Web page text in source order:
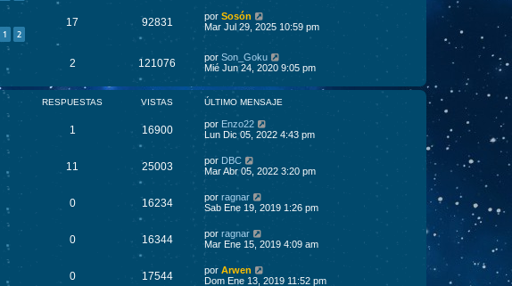
1 2
17 92831 por Sosón
Mar Jul 29, 2025 10:59 pm
2 121076 por Son_Goku
Mié Jun 24, 2020 9:05 pm
RESPUESTAS VISTAS ÚLTIMO MENSAJE
1 16900 por Enzo22
Lun Dic 05, 2022 4:43 pm
11 25003 por DBC
Mar Abr 05, 2022 3:20 pm
0 16234 por ragnar
Sab Ene 19, 2019 1:26 pm
0 16344 por ragnar
Mar Ene 15, 2019 4:09 am
0 17544 por Arwen
Dom Ene 13, 2019 11:52 pm